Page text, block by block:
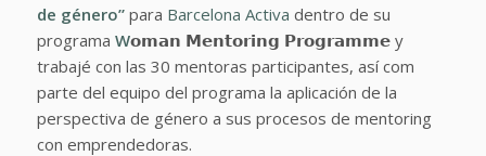
de género” para Barcelona Activa dentro de su
programa W𝗼𝗺𝗮𝗻 𝗠𝗲𝗻𝘁𝗼𝗿𝗶𝗻𝗴 𝗣𝗿𝗼𝗴𝗿𝗮𝗺𝗺𝗲 y
trabajé con las 30 mentoras participantes, así com
parte del equipo del programa la aplicación de la
perspectiva de género a sus procesos de mentoring
con emprendedoras.